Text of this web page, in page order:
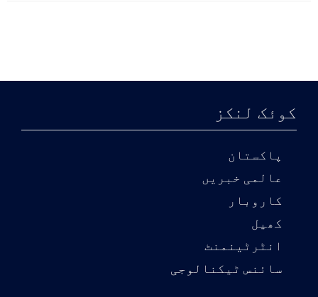
کوئک لنکز
پاکستان
عالمی خبریں
کاروبار
کھیل
انٹرٹینمنٹ
سائنس ٹیکنالوجی